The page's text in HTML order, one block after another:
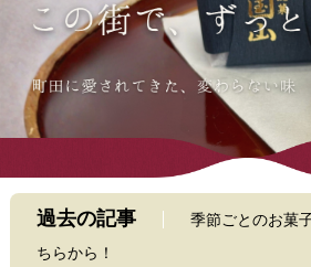
過去の記事
季節ごとのお菓
ちらから！